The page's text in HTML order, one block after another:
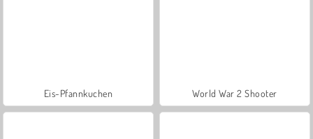
Eis-Pfannkuchen World War 2 Shooter